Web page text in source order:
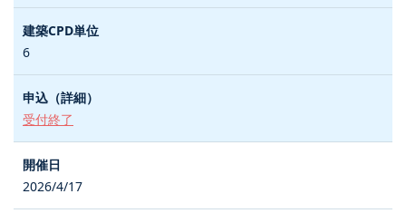
6
受付終了
2026/4/17